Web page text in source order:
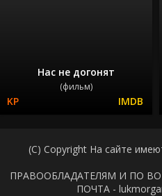
Нас не догонят
(фильм)
(C) Copyright На сайте
ПРАВООБЛАДАТЕЛЯМ И ПО
ПОЧТА -